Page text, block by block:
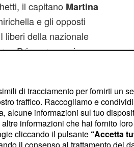
il capitano Martina
e gli opposti
della nazionale
Prix saranno, invece,
12.10 (orario italiano).
alle Olimpiadi di
diretta tvsu Rai Sport
di tracciamento per fornirti un
traffico. Raccogliamo e
alcune informazioni sul tuo
informazioni che hai fornito
cliccando il pulsante “Accetta